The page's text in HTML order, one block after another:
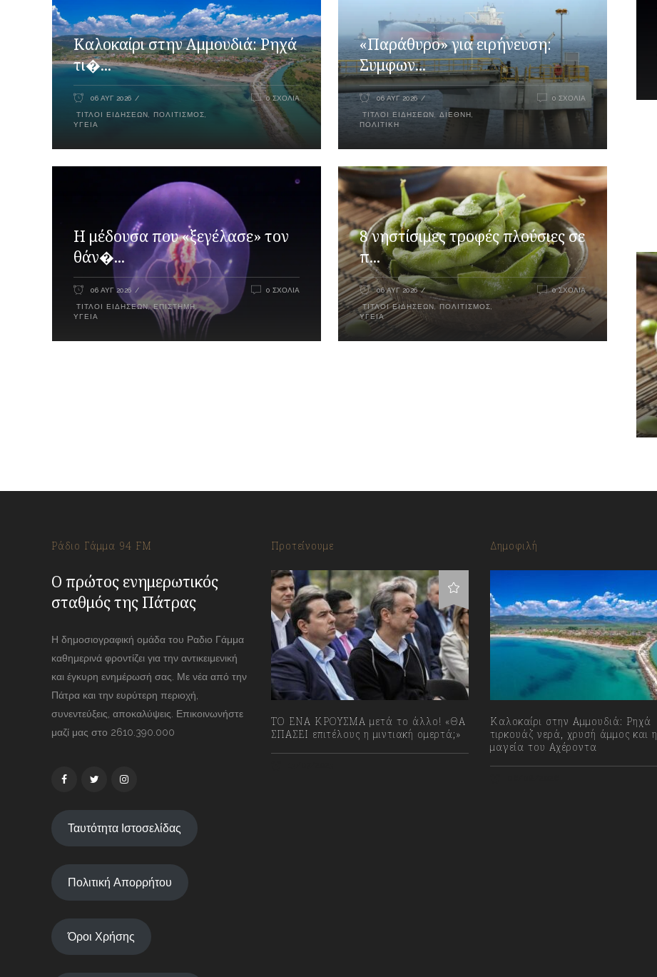
Καλοκαίρι στην Αμμουδιά: Ρηχά
τι�...
06 ΑΥΓ 2026
ΤΊΤΛΟΙ ΕΙΔΉΣΕΩΝ ΠΟΛΙΤΙΣΜΌΣ
ΥΓΕΊΑ
0 ΣΧΌΛΙΑ
«Παράθυρο» για ειρήνευση:
Συμφων...
06 ΑΥΓ 2026
ΤΊΤΛΟΙ ΕΙΔΉΣΕΩΝ ΔΙΕΘΝΉ
ΠΟΛΙΤΙΚΉ
0 ΣΧΌΛΙΑ
Η μέδουσα που «ξεγέλασε» τον
θάν�...
06 ΑΥΓ 2026
ΤΊΤΛΟΙ ΕΙΔΉΣΕΩΝ,ΕΠΙΣΤΉΜΗ,
ΥΓΕΊΑ
0 ΣΧΌΛΙΑ
8 νηστίσιμες τροφές πλούσιες σε
π...
06 ΑΥΓ 2026
ΤΊΤΛΟΙ ΕΙΔΉΣΕΩΝ ΠΟΛΙΤΙΣΜΌΣ
ΥΓΕΊΑ
0 ΣΧΌΛΙΑ
Ράδιο Γάμμα 94 FM
Ο πρώτος ενημερωτικός
σταθμός της Πάτρας
Η δημοσιογραφική ομάδα του Ραδιο Γάμμα
καθημερινά φροντίζει για την αντικειμενική
και έγκυρη ενημέρωσή σας. Με νέα από την
Πάτρα και την ευρύτερη περιοχή,
συνεντεύξεις, αποκαλύψεις. Επικοινωνήστε
μαζί μας στο 2610.390.000
Ταυτότητα Ιστοσελίδας
Πολιτική Απορρήτου
Όροι Χρήσης
Προτείνουμε
ΤΟ ΕΝΑ ΚΡΟΥΣΜΑ μετά το άλλο! «ΘΑ
ΣΠΑΣΕΙ επιτέλους η μιντιακή ομερτά;»
Δημοφιλή
Καλοκαίρι στην Αμμουδιά: Ρηχά
τιρκουάζ νερά, χρυσή άμμος και η
μαγεία του Αχέροντα